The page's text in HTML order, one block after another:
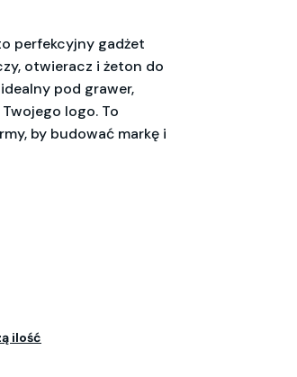
perfekcyjny gadżet
otwieracz i żeton do
pod grawer,
logo. To
by budować markę i
ilość